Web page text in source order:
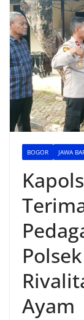
BOGOR JAWA
Ayam